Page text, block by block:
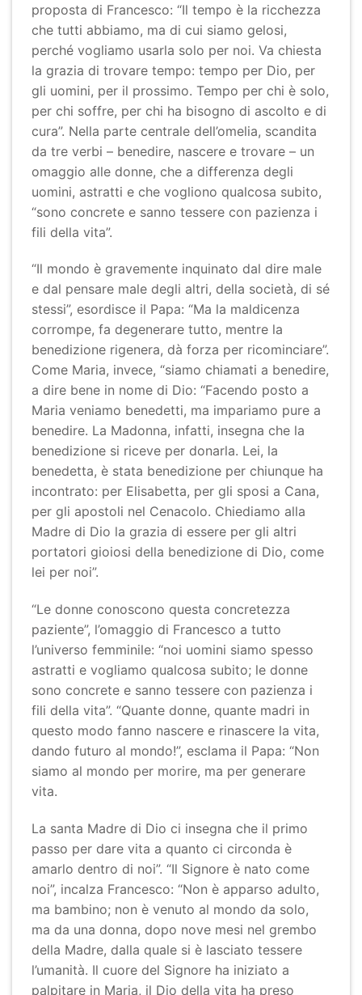
proposta di Francesco: “Il tempo è la ricchezza
che tutti abbiamo, ma di cui siamo gelosi,
perché vogliamo usarla solo per noi. Va chiesta
la grazia di trovare tempo: tempo per Dio, per
gli uomini, per il prossimo. Tempo per chi è solo,
per chi soffre, per chi ha bisogno di ascolto e di
cura”. Nella parte centrale dell’omelia, scandita
da tre verbi – benedire, nascere e trovare – un
omaggio alle donne, che a differenza degli
uomini, astratti e che vogliono qualcosa subito,
“sono concrete e sanno tessere con pazienza i
fili della vita”.
“Il mondo è gravemente inquinato dal dire male
e dal pensare male degli altri, della società, di sé
stessi”, esordisce il Papa: “Ma la maldicenza
corrompe, fa degenerare tutto, mentre la
benedizione rigenera, dà forza per ricominciare”.
Come Maria, invece, “siamo chiamati a benedire,
a dire bene in nome di Dio: “Facendo posto a
Maria veniamo benedetti, ma impariamo pure a
benedire. La Madonna, infatti, insegna che la
benedizione si riceve per donarla. Lei, la
benedetta, è stata benedizione per chiunque ha
incontrato: per Elisabetta, per gli sposi a Cana,
per gli apostoli nel Cenacolo. Chiediamo alla
Madre di Dio la grazia di essere per gli altri
portatori gioiosi della benedizione di Dio, come
lei per noi”.
“Le donne conoscono questa concretezza
paziente”, l’omaggio di Francesco a tutto
l’universo femminile: “noi uomini siamo spesso
astratti e vogliamo qualcosa subito; le donne
sono concrete e sanno tessere con pazienza i
fili della vita”. “Quante donne, quante madri in
questo modo fanno nascere e rinascere la vita,
dando futuro al mondo!”, esclama il Papa: “Non
siamo al mondo per morire, ma per generare
vita.
La santa Madre di Dio ci insegna che il primo
passo per dare vita a quanto ci circonda è
amarlo dentro di noi”. “Il Signore è nato come
noi”, incalza Francesco: “Non è apparso adulto,
ma bambino; non è venuto al mondo da solo,
ma da una donna, dopo nove mesi nel grembo
della Madre, dalla quale si è lasciato tessere
l’umanità. Il cuore del Signore ha iniziato a
palpitare in Maria, il Dio della vita ha preso